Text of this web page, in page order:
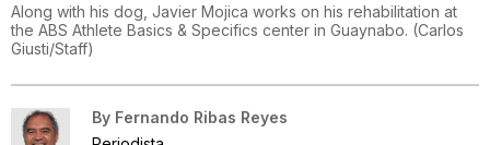
Along with his dog, Javier Mojica works on his rehabilitation at
the ABS Athlete Basics & Specifics center in Guaynabo. (Carlos
Giusti/Staff)
By Fernando Ribas Reyes